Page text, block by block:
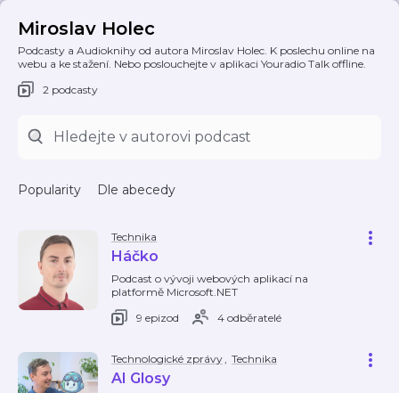
Miroslav Holec
Podcasty a Audioknihy od autora Miroslav Holec. K poslechu online na
webu a ke stažení. Nebo poslouchejte v aplikaci Youradio Talk offline.
2 podcasty
Popularity Dle abecedy
Technika
Háčko
Podcast o vývoji webových aplikací na
platformě Microsoft.NET
9 epizod
4 odběratelé
Technologické zprávy, Technika
AI Glosy